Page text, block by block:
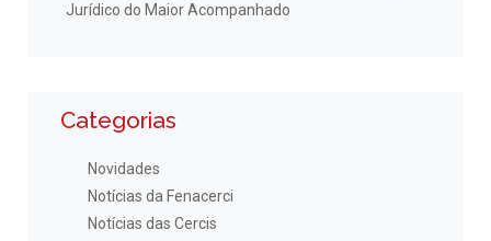
Jurídico do Maior Acompanhado
Categorias
Novidades
Notícias da Fenacerci
Notícias das Cercis